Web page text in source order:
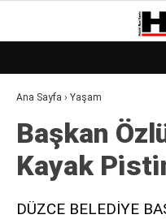
GALERİ
DÜNYA
EKONOMI
GÜNDEM
Ana Sayfa › Yaşam
Başkan
Kayak
DÜZCE BELEDİYE